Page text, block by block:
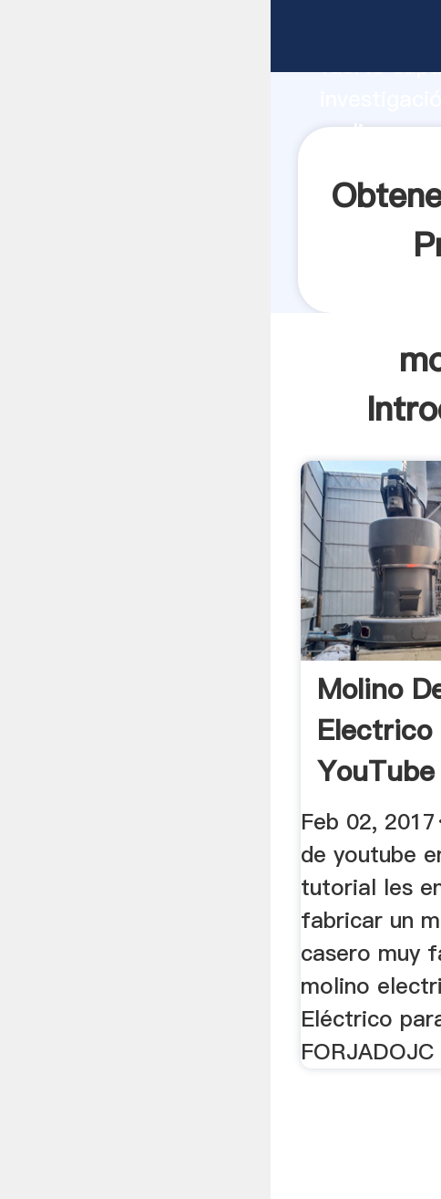
fuerte
molinos
Molino
Electrico
YouTube
Feb 02,
de youtube
tutorial les
fabricar un
casero muy
molino
Eléctrico